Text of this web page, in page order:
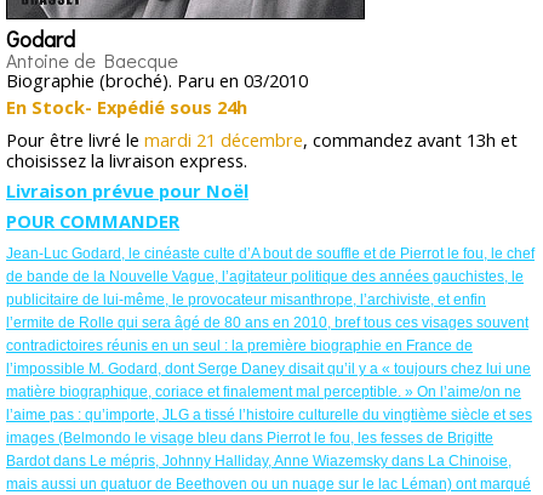
Godard
Antoine de Baecque
Biographie (broché). Paru en 03/2010
En Stock- Expédié sous 24h
Pour être livré le mardi 21 décembre, commandez avant 13h et
choisissez la livraison express.
Livraison prévue pour Noël
POUR COMMANDER
Jean-Luc Godard, le cinéaste culte d’A bout de souffle et de Pierrot le fou, le chef
de bande de la Nouvelle Vague, l’agitateur politique des années gauchistes, le
publicitaire de lui-même, le provocateur misanthrope, l’archiviste, et enfin
l’ermite de Rolle qui sera âgé de 80 ans en 2010, bref tous ces visages souvent
contradictoires réunis en un seul : la première biographie en France de
l’impossible M. Godard, dont Serge Daney disait qu’il y a « toujours chez lui une
matière biographique, coriace et finalement mal perceptible. » On l’aime/on ne
l’aime pas : qu’importe, JLG a tissé l’histoire culturelle du vingtième siècle et ses
images (Belmondo le visage bleu dans Pierrot le fou, les fesses de Brigitte
Bardot dans Le mépris, Johnny Halliday, Anne Wiazemsky dans La Chinoise,
mais aussi un quatuor de Beethoven ou un nuage sur le lac Léman) ont marqué